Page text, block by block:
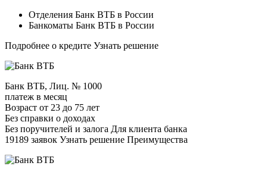
Отделения Банк ВТБ в России
Банкоматы Банк ВТБ в России
Подробнее о кредите Узнать решение
Банк ВТБ, Лиц. № 1000
платеж в месяц
Возраст от 23 до 75 лет
Без справки о доходах
Без поручителей и залога Для клиента банка
19189 заявок Узнать решение Преимущества